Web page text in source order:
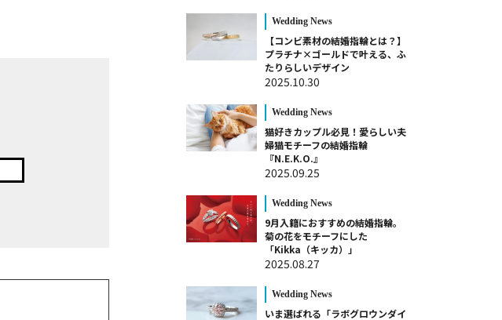
Wedding News
【コンビ素材の結婚指輪とは？】
プラチナ×ゴールドで叶える、ふ
たりらしいデザイン
2025.10.30
Wedding News
猫好きカップル必見！愛らしい夫
婦猫モチーフの結婚指輪
『N.E.K.O.』
2025.09.25
Wedding News
9月入籍におすすめの結婚指輪。
菊の花をモチーフにした
「Kikka（キッカ）」
2025.08.27
Wedding News
いま選ばれる「ラボグロウンダイ